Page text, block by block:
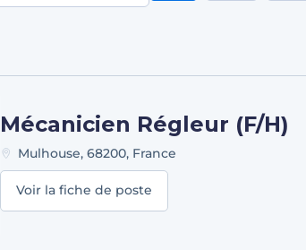
Mécanicien Régleur (F/H)
Mulhouse, 68200, France
Voir la fiche de poste